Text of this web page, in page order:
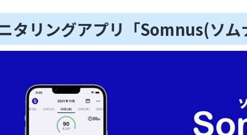
タリングアプリ「Somnus(ソム